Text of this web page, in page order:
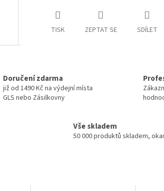
TISK ZEPTAT SE SDÍLET
Doručení zdarma
již od 1490 Kč na výdejní místa
GLS nebo Zásilkovny
Vše skladem
50 000 produktů skladem,